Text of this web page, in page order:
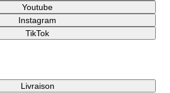
Youtube
Instagram
TikTok
Livraison